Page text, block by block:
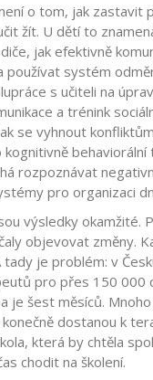
o tom, jak zastavit
žít. U dětí to
jak efektivně
používat systém
s učiteli na
a trénink
se vyhnout
kognitivně behaviorální
rozpoznávat
pro organizaci
výsledky okamžité.
objevovat změny.
je problém: v
pro přes 150 000
je šest měsíců.
dostanou k
která by chtěla
chodit na školení.